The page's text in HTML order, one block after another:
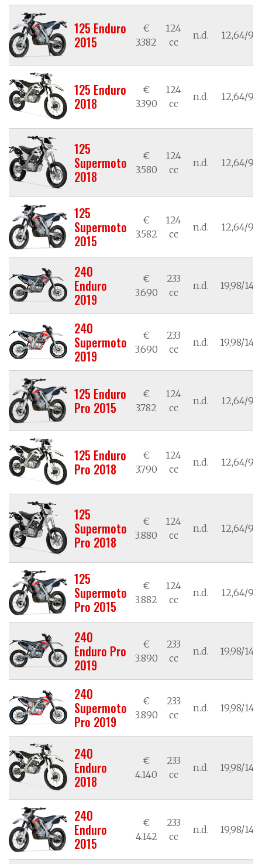
125 Enduro
2015
€
3.382
124
cc
n.d. 12,64/
125 Enduro
2018
€
3.390
124
cc
n.d. 12,64/
125
Supermoto
2018
€
3.580
124
cc
n.d. 12,64/
125
Supermoto
2015
€
3.582
124
cc
n.d. 12,64/
240
Enduro
2019
€
3.690
233
cc
n.d. 19,98/
240
Supermoto
2019
€
3.690
233
cc
n.d. 19,98/
125 Enduro
Pro 2015
€
3.782
124
cc
n.d. 12,64/
125 Enduro
Pro 2018
€
3.790
124
cc
n.d. 12,64/
125
Supermoto
Pro 2018
€
3.880
124
cc
n.d. 12,64/
125
Supermoto
Pro 2015
€
3.882
124
cc
n.d. 12,64/
240
Enduro Pro
2019
€
3.890
233
cc
n.d. 19,98/
240
Supermoto
Pro 2019
€
3.890
233
cc
n.d. 19,98/
240
Enduro
2018
€
4.140
233
cc
n.d. 19,98/
240
Enduro
2015
€
4.142
233
cc
n.d. 19,98/